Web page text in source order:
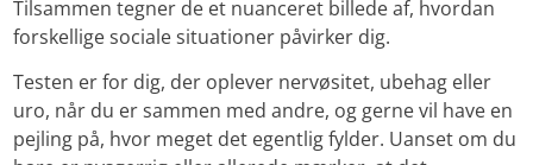
Tilsammen tegner de et nuanceret billede af, hvordan
forskellige sociale situationer påvirker dig.
Testen er for dig, der oplever nervøsitet, ubehag eller
uro, når du er sammen med andre, og gerne vil have en
pejling på, hvor meget det egentlig fylder. Uanset om du